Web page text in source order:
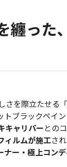
纏った
を際立たせる「
トブラックペイ
キャリパー との
ィルムが施工さ
ナー・極上コン